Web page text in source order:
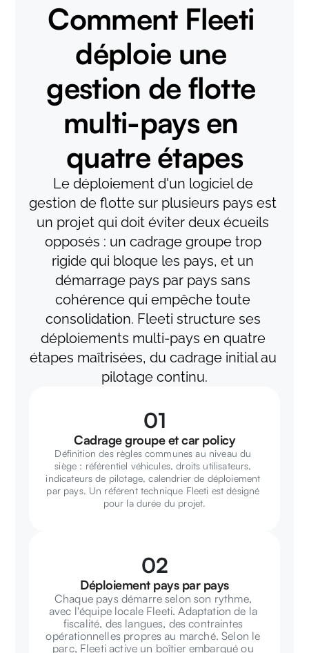
Comment Fleeti
déploie une
gestion de flotte
multi-pays en
quatre étapes
Le déploiement d'un logiciel de
gestion de flotte sur plusieurs pays est
un projet qui doit éviter deux écueils
opposés : un cadrage groupe trop
rigide qui bloque les pays, et un
démarrage pays par pays sans
cohérence qui empêche toute
consolidation. Fleeti structure ses
déploiements multi-pays en quatre
étapes maîtrisées, du cadrage initial au
pilotage continu.
01
Cadrage groupe et car policy
Définition des règles communes au niveau du
siège : référentiel véhicules, droits utilisateurs,
indicateurs de pilotage, calendrier de déploiement
par pays. Un référent technique Fleeti est désigné
pour la durée du projet.
02
Déploiement pays par pays
Chaque pays démarre selon son rythme,
avec l'équipe locale Fleeti. Adaptation de la
fiscalité, des langues, des contraintes
opérationnelles propres au marché. Selon le